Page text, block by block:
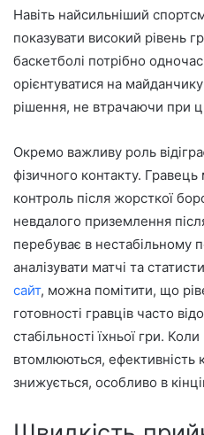
Навіть найсильніший
показувати високий рівень
баскетболі потрібно
орієнтуватися на
рішення, не втрачаючи при
Окремо важливу роль
фізичного контакту. Гравець
контроль після жорсткої
невдалого приземлення
перебуває в нестабільному
аналізувати матчі та
сайт, можна помітити, що
готовності гравців часто
стабільності їхньої гри.
втомлюються, ефективність
знижується, особливо в